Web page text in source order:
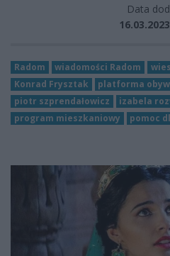
Data
Radom wiadomości Radom
Konrad Frysztak
platforma
piotr szprendałowicz
izabela
program mieszkaniowy
pomoc